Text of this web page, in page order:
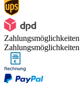
Zahlungsmöglichkeiten
Zahlungsmöglichkeiten